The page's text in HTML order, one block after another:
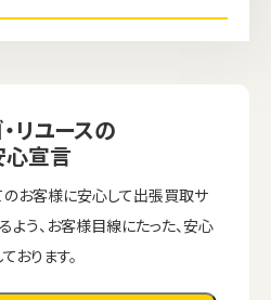
リユースの
心宣言
のお客様に安心して出張買取サ
う、お客様目線にたった、安心
おります。